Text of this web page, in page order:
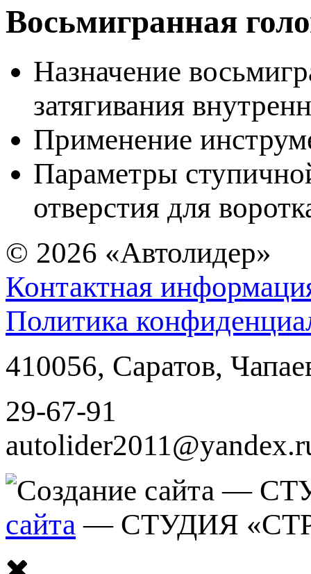
Восьмигранная
Назначение
затягивания
Применение
Параметры
отверстия для
© 2026 «Автолидер»
Контактная
Политика
410056, Саратов,
29-67-91
сайта — СТУДИЯ